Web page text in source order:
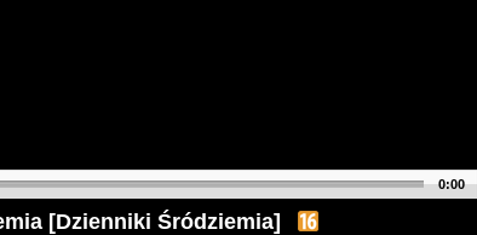
0:00
[Dzienniki Śródziemia]